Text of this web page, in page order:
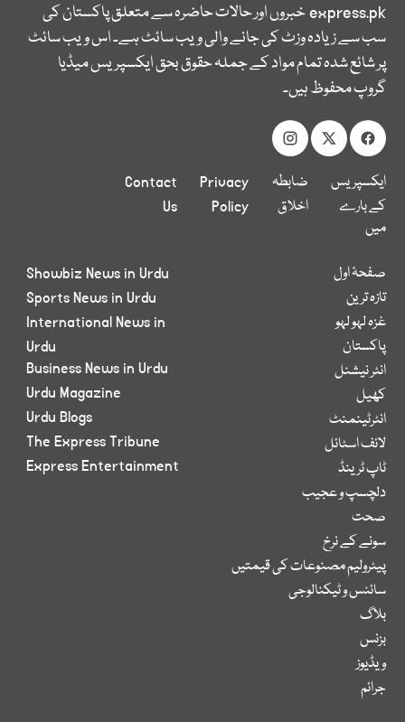
express.pkخبروں اور حالات حاضرہ سے متعلق پاکستان کی
سب سے زیادہ وزٹ کی جانے والی ویب سائٹ ہے۔ اس ویب سائٹ
پر شائع شدہ تمام مواد کے جملہ حقوق بحق ایکسپریس میڈیا
گروپ محفوظ ہیں۔
ایکسپریس
کے بارے
میں
ضابطہ
اخلاق
Privacy
Policy
Contact
Us
صفحۂ اول
تازہ ترین
غزہ لہو لہو
پاکستان
انٹر نیشنل
کھیل
انٹرٹینمنٹ
لائف اسٹائل
ٹاپ ٹرینڈ
دلچسپ و عجیب
صحت
سونے کے نرخ
پیٹرولیم مصنوعات کی قیمتیں
سائنس و ٹیکنالوجی
بلاگ
بزنس
ویڈیوز
جرائم
Showbiz News in Urdu
Sports News in Urdu
International News in
Urdu
Business News in Urdu
Urdu Magazine
Urdu Blogs
The Express Tribune
Express Entertainment